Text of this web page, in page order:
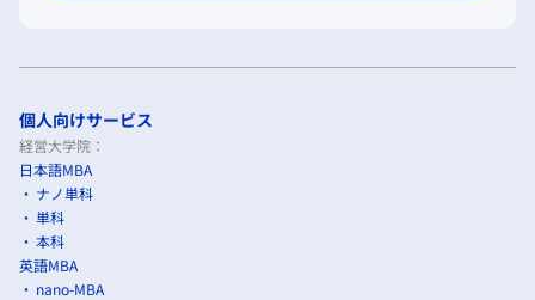
個人向けサービス
経営大学院：
日本語MBA
ナノ単科
単科
本科
英語MBA
nano-MBA